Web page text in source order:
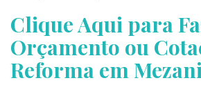
Clique Aqui para
Orçamento ou
Reforma em